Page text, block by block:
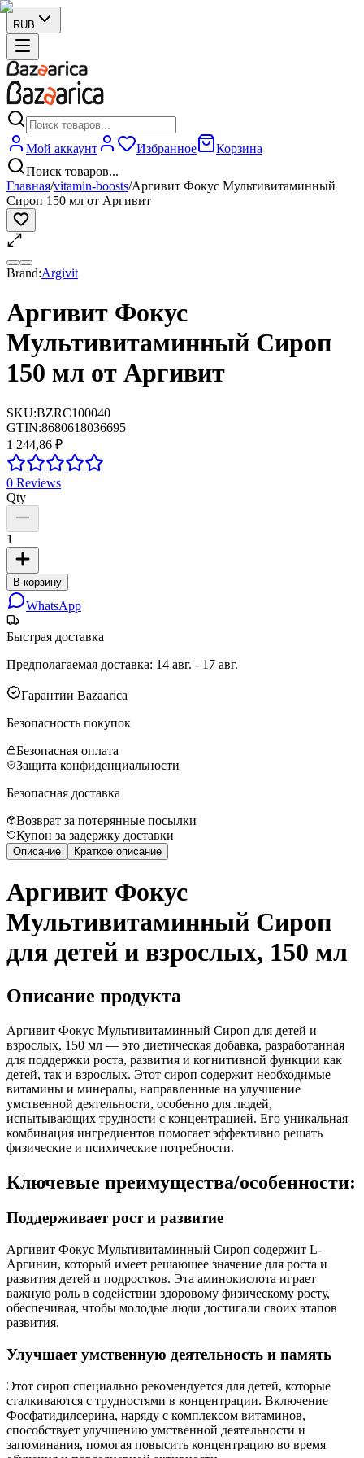
RUB
Мой аккаунт Избранное
Корзина
Поиск товаров...
Главная/vitamin-boosts/Аргивит Фокус Мультивитаминный
Сироп 150 мл от Аргивит
Brand:Argivit
Аргивит Фокус
Мультивитаминный Сироп
150 мл от Аргивит
SKU:BZRC100040
GTIN:8680618036695
1 244,86 ₽
0 Reviews
Qty
1
В корзину
WhatsApp
Быстрая доставка
Предполагаемая доставка: 14 авг. - 17 авг.
Гарантии Bazaarica
Безопасность покупок
Безопасная оплата
Защита конфиденциальности
Безопасная доставка
Возврат за потерянные посылки
Купон за задержку доставки
Описание Краткое описание
Аргивит Фокус
Мультивитаминный Сироп
для детей и взрослых, 150 мл
Описание продукта
Аргивит Фокус Мультивитаминный Сироп для детей и
взрослых, 150 мл — это диетическая добавка, разработанная
для поддержки роста, развития и когнитивной функции как
детей, так и взрослых. Этот сироп содержит необходимые
витамины и минералы, направленные на улучшение
умственной деятельности, особенно для людей,
испытывающих трудности с концентрацией. Его уникальная
комбинация ингредиентов помогает эффективно решать
физические и психические потребности.
Ключевые преимущества/особенности:
Поддерживает рост и развитие
Аргивит Фокус Мультивитаминный Сироп содержит L-
Аргинин, который имеет решающее значение для роста и
развития детей и подростков. Эта аминокислота играет
важную роль в содействии здоровому физическому росту,
обеспечивая, чтобы молодые люди достигали своих этапов
развития.
Улучшает умственную деятельность и память
Этот сироп специально рекомендуется для детей, которые
сталкиваются с трудностями в концентрации. Включение
Фосфатидилсерина, наряду с комплексом витаминов,
способствует улучшению умственной деятельности и
запоминания, помогая повысить концентрацию во время